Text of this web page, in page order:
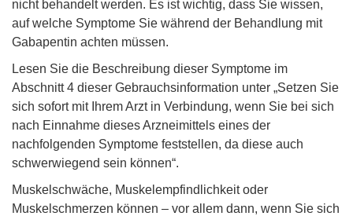
nicht behandelt werden. Es ist wichtig, dass Sie wissen,
auf welche Symptome Sie während der Behandlung mit
Gabapentin achten müssen.
Lesen Sie die Beschreibung dieser Symptome im
Abschnitt 4 dieser Gebrauchsinformation unter „Setzen Sie
sich sofort mit Ihrem Arzt in Verbindung, wenn Sie bei sich
nach Einnahme dieses Arzneimittels eines der
nachfolgenden Symptome feststellen, da diese auch
schwerwiegend sein können“.
Muskelschwäche, Muskelempfindlichkeit oder
Muskelschmerzen können – vor allem dann, wenn Sie sich